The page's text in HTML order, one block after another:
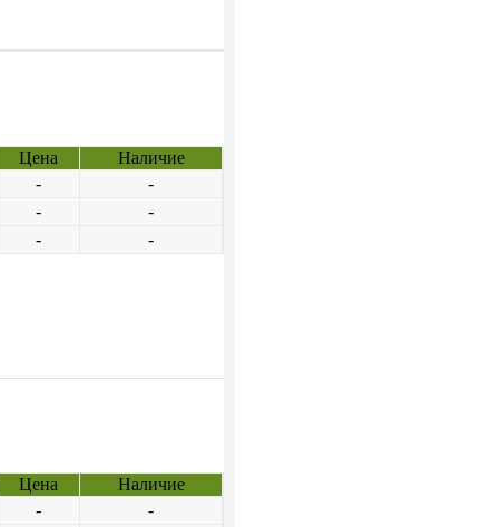
Цена
Наличие
-
-
-
-
- -
Цена
Наличие
-
-